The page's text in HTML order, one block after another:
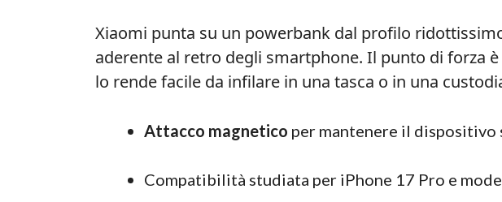
Xiaomi punta su un powerbank dal profilo
aderente al retro degli smartphone. Il punto di forza
lo rende facile da infilare in una tasca o in una
Attacco magnetico per mantenere il dispositivo
Compatibilità studiata per iPhone 17 Pro e